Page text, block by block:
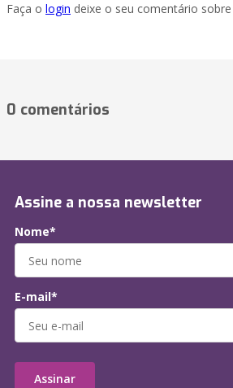
Faça o login deixe o seu comentário
0 comentários
Assine a nossa newsletter
Nome*
E-mail*
Assinar